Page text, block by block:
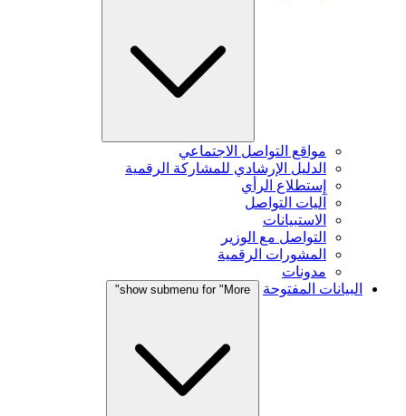
مواقع التواصل الاجتماعي
الدليل الإرشادي للمشاركة الرقمية
إستطلاع الرأي
آليات التواصل
الاستبيانات
التواصل مع الوزير
المشورات الرقمية
مدونات
البيانات المفتوحة
show submenu for "More"